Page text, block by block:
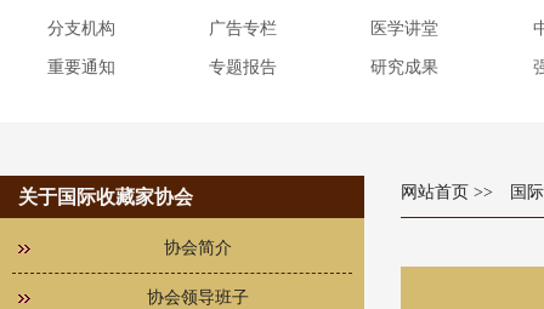
分支机构 广告专栏 医学讲堂
重要通知 专题报告 研究成果
关于国际收藏家协会
协会简介
协会领导班子
网站首页 >> 国际